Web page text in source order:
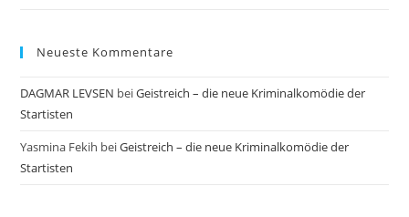
Neueste Kommentare
DAGMAR LEVSEN beiGeistreich – die neue Kriminalkomödie der
Startisten
Yasmina Fekih beiGeistreich – die neue Kriminalkomödie der
Startisten